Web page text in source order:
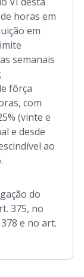
horas em
em
semanais
fôrça
com
(vinte e
e desde
ao
do
375, no
e no art.